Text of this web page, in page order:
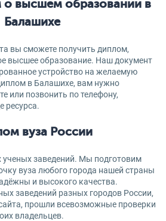
о высшем образовании в
Балашихе
вы сможете получить диплом,
высшее образование. Наш документ
устройство на желаемую
в Балашихе, вам нужно
или позвонить по телефону,
ресурса.
вуза России
заведений. Мы подготовим
вуза любого города нашей страны
и высокого качества.
заведений разных городов России,
прошли всевозможные проверки
владельцев.